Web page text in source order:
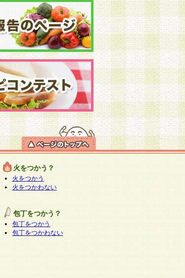
火をつかう？
火をつかう
火をつかわない
包丁をつかう？
包丁をつかう
包丁をつかわない